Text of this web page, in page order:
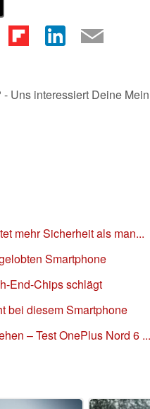
Uns interessiert Deine
mehr Sicherheit als man...
Smartphone
End-Chips schlägt
bei diesem Smartphone
– Test OnePlus Nord 6 ...